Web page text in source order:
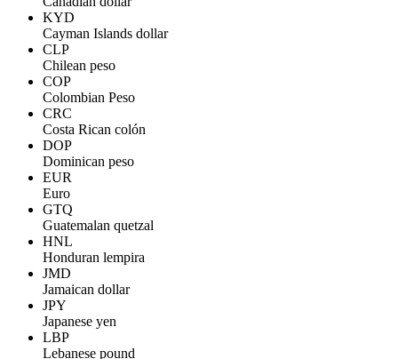
KYD
Cayman Islands dollar
CLP
Chilean peso
COP
Colombian Peso
CRC
Costa Rican colón
DOP
Dominican peso
EUR
Euro
GTQ
Guatemalan quetzal
HNL
Honduran lempira
JMD
Jamaican dollar
JPY
Japanese yen
LBP
Lebanese pound